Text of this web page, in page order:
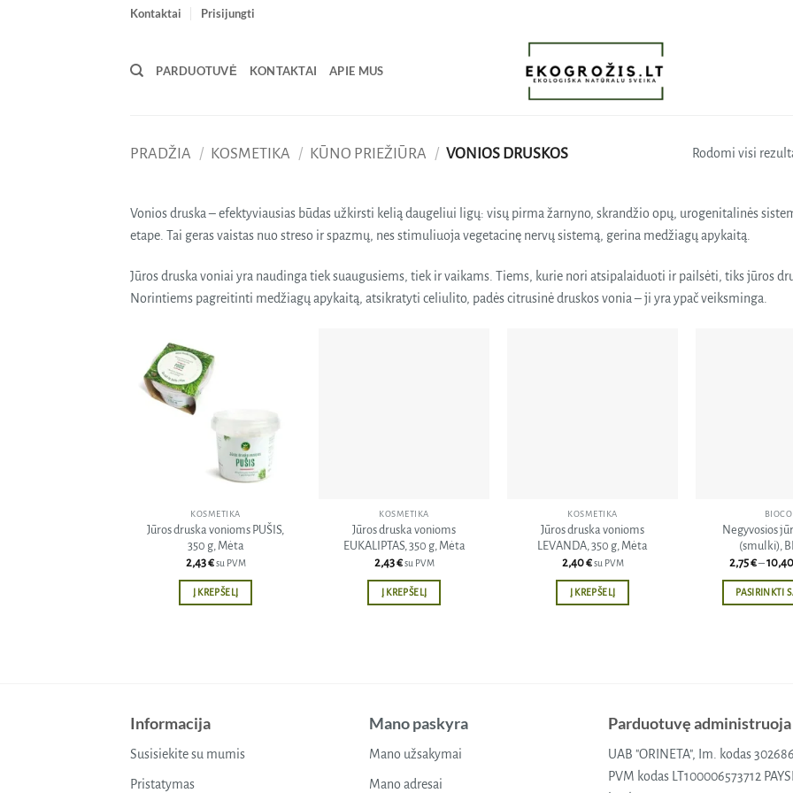
Kontaktai Prisijungti
PARDUOTUVĖ KONTAKTAI APIE MUS
PRADŽIA / KOSMETIKA / KŪNO PRIEŽIŪRA / VONIOS DRUSKOS Rodomi visi
Vonios druska – efektyviausias būdas užkirsti kelią daugeliui ligų: visų pirma žarnyno, skrandžio opų, urogenitalinės
etape. Tai geras vaistas nuo streso ir spazmų, nes stimuliuoja vegetacinę nervų sistemą, gerina medžiagų apykaitą.
Jūros druska voniai yra naudinga tiek suaugusiems, tiek ir vaikams. Tiems, kurie nori atsipalaiduoti ir pailsėti, tiks jūros
Norintiems pagreitinti medžiagų apykaitą, atsikratyti celiulito, padės citrusinė druskos vonia – ji yra ypač veiksminga.
KOSMETIKA
Jūros druska vonioms PUŠIS,
350 g, Mėta
2,43€ su PVM
Į KREPŠELĮ
KOSMETIKA
Jūros druska vonioms
EUKALIPTAS, 350 g, Mėta
2,43€ su PVM
Į KREPŠELĮ
KOSMETIKA
Jūros druska vonioms
LEVANDA, 350 g, Mėta
2,40€ su PVM
Į KREPŠELĮ
Negyvosios
(smulki),
2,75€–10,40
PASIRINKTI
The
be
Informacija
Susisiekite su mumis
Pristatymas
Mano paskyra
Mano užsakymai
Mano adresai
Parduotuvę administruoja
UAB "ORINETA", Im. kodas
PVM kodas LT100006573712